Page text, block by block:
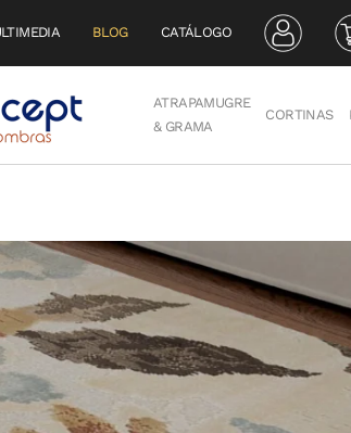
BLOG CATÁLOGO
ATRAPAMUGRE
& GRAMA
CORTINAS